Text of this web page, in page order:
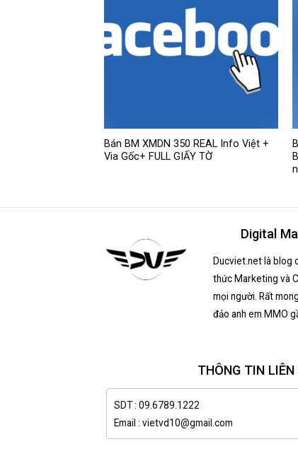
Bán BM XMDN 350 REAL Info Việt +
Via Gốc+ FULL GIẤY TỜ
Digital
Ducviet.net là blog
thức Marketing và
mọi người. Rất
đảo anh em MMO
THÔNG TIN LIÊN
SDT : 09.6789.1222
Email : vietvd10@gmail.com